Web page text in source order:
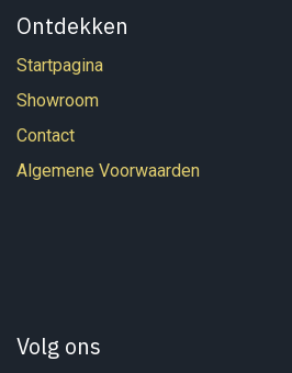
Ontdekken
Startpagina
Showroom
Contact
Algemene Voorwaarden
Volg ons